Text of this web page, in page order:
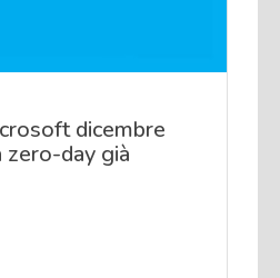
dicembre
day già